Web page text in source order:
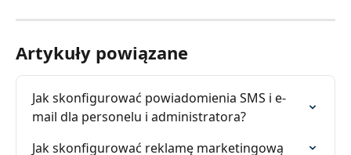
Artykuły powiązane
Jak skonfigurować powiadomienia SMS i e-
mail dla personelu i administratora?
Jak skonfigurować reklamę marketingową